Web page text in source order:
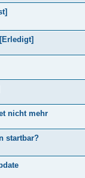
nicht mehr
startbar?